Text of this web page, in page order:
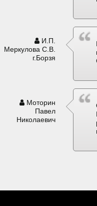
И.П.
Меркулова С.В.
г.Борзя
Моторин
Павел
Николаевич